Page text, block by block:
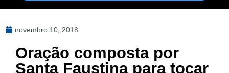
novembro 10, 2018
Oração composta por
Santa Faustina para tocar